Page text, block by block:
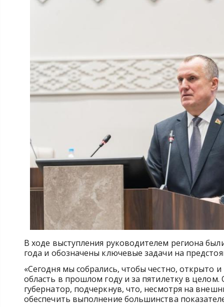
В ходе выступления руководителем региона
года и обозначены ключевые задачи на
«Сегодня мы собрались, чтобы честно, открыто
область в прошлом году и за пятилетку в
губернатор, подчеркнув, что, несмотря на
обеспечить выполнение большинства